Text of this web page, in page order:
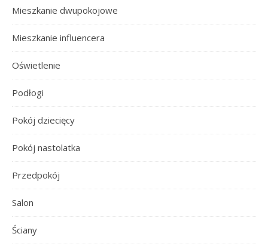
Mieszkanie dwupokojowe
Mieszkanie influencera
Oświetlenie
Podłogi
Pokój dziecięcy
Pokój nastolatka
Przedpokój
Salon
Ściany